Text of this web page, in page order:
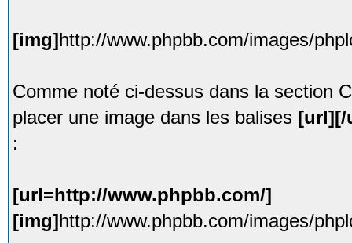
[img]http://www.phpbb.com/images/
Comme noté ci-dessus dans la section
placer une image dans les balises [url][/
:
[url=http://www.phpbb.com/]
[img]http://www.phpbb.com/images/